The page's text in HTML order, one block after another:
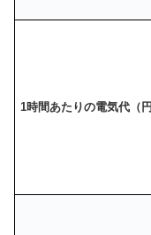
1時間あたりの電気代（円